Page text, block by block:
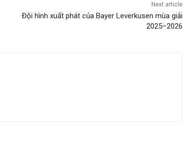
Next article
Đội hình xuất phát của Bayer Leverkusen mùa giải
2025–2026